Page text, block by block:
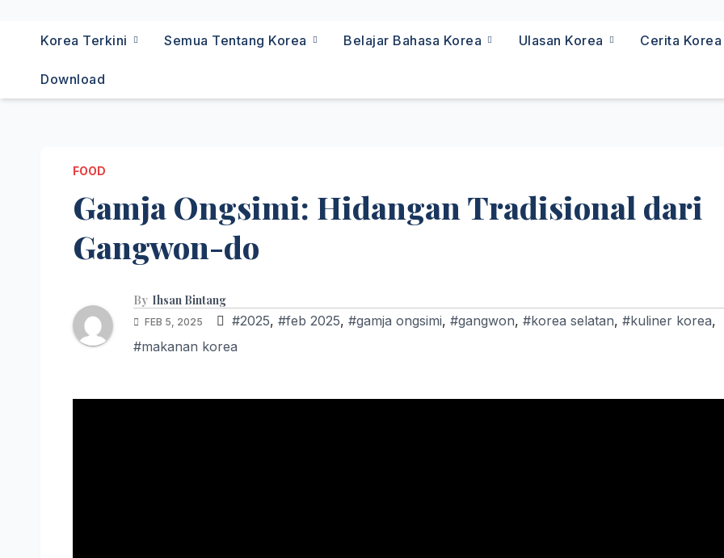
Korea Terkini Semua Tentang Korea Belajar Bahasa Korea Ulasan Korea Cerita Korea
Download
FOOD
Gamja Ongsimi: Hidangan Tradisional dari
Gangwon-do
By Ihsan Bintang
FEB 5, 2025 #2025, #feb 2025, #gamja ongsimi, #gangwon, #korea selatan, #kuliner korea,
#makanan korea